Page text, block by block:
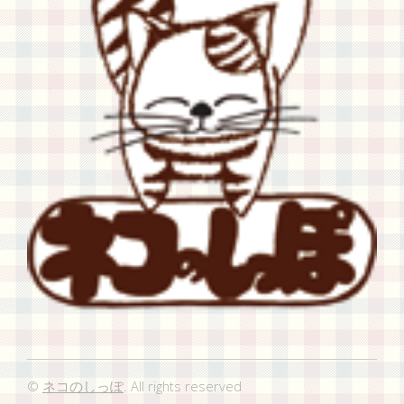
© ネコのしっぽ. All rights reserved